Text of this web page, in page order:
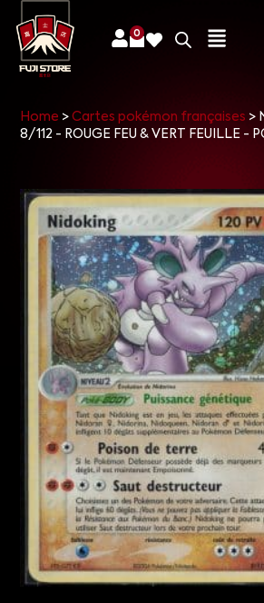
0
Home >Cartes pokémon françaises >
8/112 - ROUGE FEU & VERT FEUILLE -